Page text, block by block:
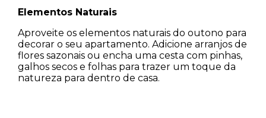
Elementos Naturais
Aproveite os elementos naturais do outono para
decorar o seu apartamento. Adicione arranjos de
flores sazonais ou encha uma cesta com pinhas,
galhos secos e folhas para trazer um toque da
natureza para dentro de casa.